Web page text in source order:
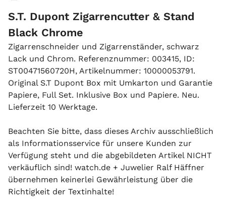
S.T. Dupont Zigarrencutter & Stand
Black Chrome
Zigarrenschneider und Zigarrenständer, schwarz
Lack und Chrom. Referenznummer: 003415, ID:
ST00471560720H, Artikelnummer: 10000053791.
Original S.T Dupont Box mit Umkarton und Garantie
Papiere, Full Set. Inklusive Box und Papiere. Neu.
Lieferzeit 10 Werktage.
Beachten Sie bitte, dass dieses Archiv ausschließlich
als Informationsservice für unsere Kunden zur
Verfügung steht und die abgebildeten Artikel NICHT
verkäuflich sind! watch.de + Juwelier Ralf Häffner
übernehmen keinerlei Gewährleistung über die
Richtigkeit der Textinhalte!